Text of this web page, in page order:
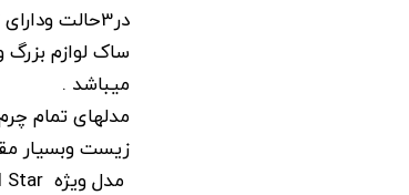
ساک لوازم بزرگ
میباشد .
زیست وبسیار